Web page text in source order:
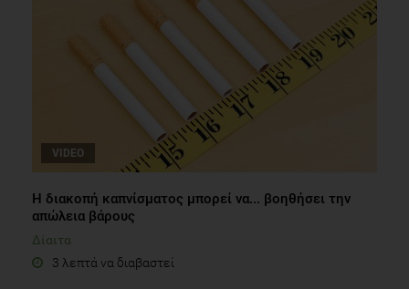
VIDEO
Η διακοπή καπνίσματος μπορεί να... βοηθήσει την
απώλεια βάρους
Δίαιτα
3 λεπτά να διαβαστεί